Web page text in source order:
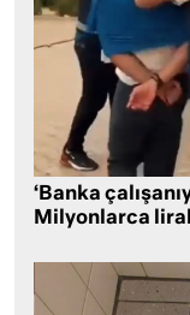
‘Banka
Milyonlarca